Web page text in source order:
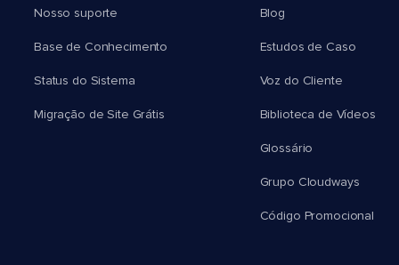
Nosso suporte
Base de Conhecimento
Status do Sistema
Migração de Site Grátis
Blog
Estudos de Caso
Voz do Cliente
Biblioteca de Vídeos
Glossário
Grupo Cloudways
Código Promocional